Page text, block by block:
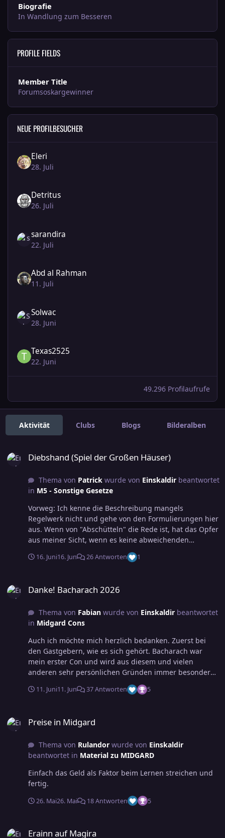
Biografie
In Wandlung zum Besseren
PROFILE FIELDS
Member Title
Forumsoskargewinner
NEUE PROFILBESUCHER
Eleri
28. Juli
Detritus
26. Juli
sarandira
22. Juli
Abd al Rahman
11. Juli
Solwac
28. Juni
Texas2525
22. Juni
49.296 Profilaufrufe
Aktivität Clubs Blogs Bilderalben
Diebshand (Spiel der Großen Häuser)
Thema von Patrickwurde von Einskaldirbeantwortet
in M5 - Sonstige Gesetze
Vorweg: Ich kenne die Beschreibung mangels
Regelwerk nicht und gehe von den Formulierungen hier
aus. Wenn von "Abschütteln" die Rede ist, hat das Opfer
aus meiner Sicht, wenn es keine abweichenden
Angaben gibt, jede Runde den PW:Wk. Gelingt er, steht
er nicht mehr unter der Wirkung.
16. Juni16. Jun 26 Antworten 1
Danke! Bacharach 2026
Thema von Fabianwurde von Einskaldirbeantwortet
in Midgard Cons
Auch ich möchte mich herzlich bedanken. Zuerst bei
den Gastgebern, wie es sich gehört. Bacharach war
mein erster Con und wird aus diesem und vielen
anderen sehr persönlichen Gründen immer besonders
bleiben. Also vielen Dank, dass ich eine Einladung
erhalten habe und kommen durfte, um kostbare Zeit
Abenteuer mit dir genießen zu können. Ich hab dich
@Eleri @Kessegorn @Torad @Raldnar und @Hornack
Lingess : Ich glaube, wir waren nicht nur unterhaltsam,
hab schon letztes Jahr geschrieben, dass dein
Abenteuer eines der schönsten war, das ich je erleben
durfte und du eine fantastische Spielleiterin bist. Was
Abenteuer für die Location. Wer dich noch nicht als
11. Juni11. Jun 37 Antworten 5
Preise in Midgard
Thema von Rulandorwurde von Einskaldir
beantwortet in Material zu MIDGARD
Einfach das Geld als Faktor beim Lernen streichen und
fertig.
26. Mai26. Mai 18 Antworten 5
Erainn auf Magira